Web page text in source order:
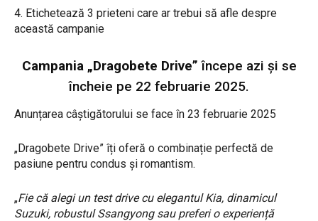
4. Etichetează 3 prieteni care ar trebui să afle despre
această campanie
Campania „Dragobete Drive” începe azi și se
încheie pe 22 februarie 2025.
Anunțarea câștigătorului se face în 23 februarie 2025
„Dragobete Drive” îți oferă o combinație perfectă de
pasiune pentru condus și romantism.
„Fie că alegi un test drive cu elegantul Kia, dinamicul
Suzuki, robustul Ssangyong sau preferi o experiență